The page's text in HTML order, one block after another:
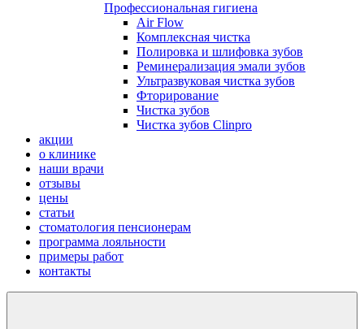
Профессиональная гигиена
Air Flow
Комплексная чистка
Полировка и шлифовка зубов
Реминерализация эмали зубов
Ультразвуковая чистка зубов
Фторирование
Чистка зубов
Чистка зубов Сlinpro
акции
о клинике
наши врачи
отзывы
цены
статьи
стоматология пенсионерам
программа лояльности
примеры работ
контакты